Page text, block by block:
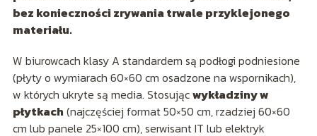
bez konieczności zrywania trwale przyklejonego
materiału.
W biurowcach klasy A standardem są podłogi podniesione
(płyty o wymiarach 60×60 cm osadzone na wspornikach),
w których ukryte są media. Stosującwykładziny w
płytkach (najczęściej format 50×50 cm, rzadziej 60×60
cm lub panele 25×100 cm), serwisant IT lub elektryk